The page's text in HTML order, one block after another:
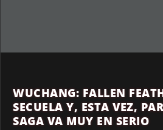
WUCHANG: FALLEN
SECUELA Y, ESTA VEZ,
SAGA VA MUY EN SERIO